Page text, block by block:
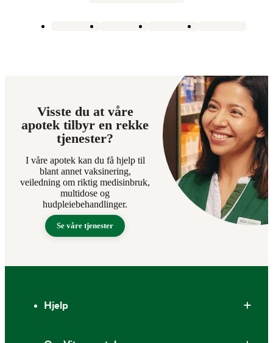
Visste du at våre
apotek tilbyr en rekke
tjenester?
I våre apotek kan du få hjelp til
blant annet vaksinering,
veiledning om riktig medisinbruk,
multidose og
hudpleiebehandlinger.
Se våre tjenester
Hjelp